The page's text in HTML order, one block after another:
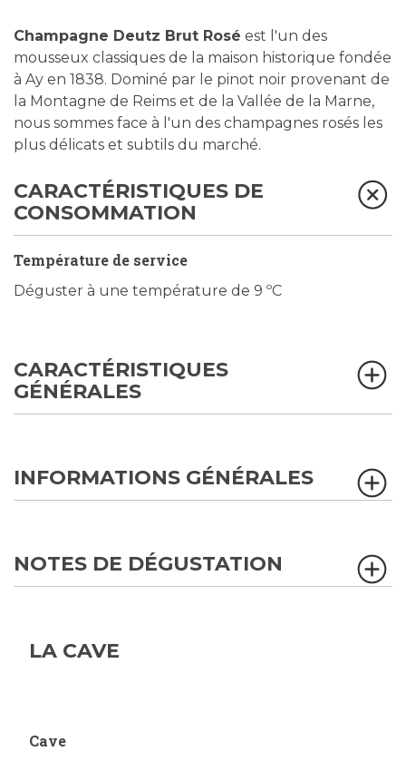
Champagne Deutz Brut Rosé est l'un des
mousseux classiques de la maison historique fondée
à Ay en 1838. Dominé par le pinot noir provenant de
la Montagne de Reims et de la Vallée de la Marne,
nous sommes face à l'un des champagnes rosés les
plus délicats et subtils du marché.
CARACTÉRISTIQUES DE
CONSOMMATION
Température de service
Déguster à une température de 9 ºC
CARACTÉRISTIQUES
GÉNÉRALES
INFORMATIONS GÉNÉRALES
NOTES DE DÉGUSTATION
LA CAVE
Cave